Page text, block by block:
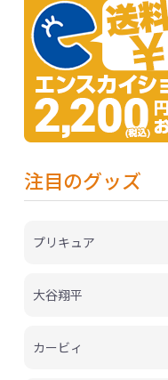
注目のグッズ
プリキュア
大谷翔平
カービィ